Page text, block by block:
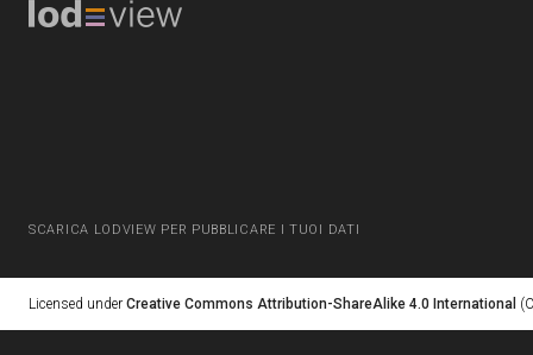
SCARICA LODVIEW PER PUBBLICARE I TUOI DATI
Licensed under Creative Commons Attribution-ShareAlike 4.0 International